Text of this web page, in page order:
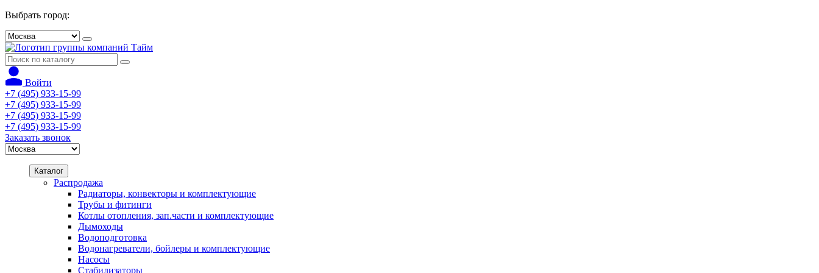
Выбрать город:
Войти
+7 (495) 933-15-99
+7 (495) 933-15-99
+7 (495) 933-15-99
+7 (495) 933-15-99
Заказать звонок
Каталог
Распродажа
Радиаторы, конвекторы и комплектующие
Трубы и фитинги
Котлы отопления, зап.части и комплектующие
Дымоходы
Водоподготовка
Водонагреватели, бойлеры и комплектующие
Насосы
Стабилизаторы